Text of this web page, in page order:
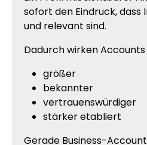
sofort den Eindruck,
und relevant sind.
Dadurch wirken Accounts
größer
bekannter
vertrauenswürdiger
stärker etabliert
Gerade Business-